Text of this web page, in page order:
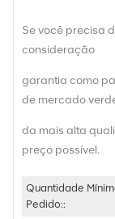
Se você precisa
consideração
garantia como
de mercado
da mais alta
preço possível.
Quantidade
Pedido::